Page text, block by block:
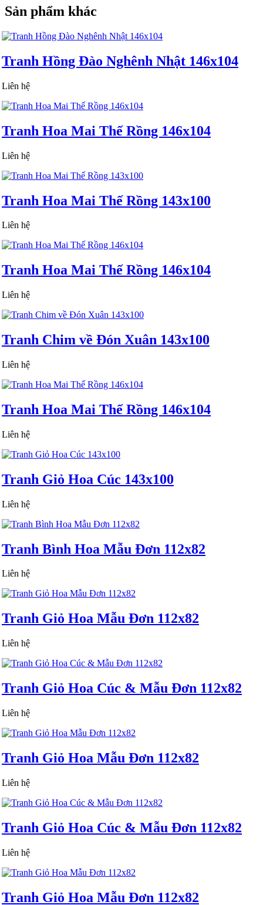
Sản phẩm khác
Tranh Hồng Đào Nghênh Nhật 146x104
Liên hệ
Tranh Hoa Mai Thế Rồng 146x104
Liên hệ
Tranh Hoa Mai Thế Rồng 143x100
Liên hệ
Tranh Hoa Mai Thế Rồng 146x104
Liên hệ
Tranh Chim về Đón Xuân 143x100
Liên hệ
Tranh Hoa Mai Thế Rồng 146x104
Liên hệ
Tranh Giỏ Hoa Cúc 143x100
Liên hệ
Tranh Bình Hoa Mẫu Đơn 112x82
Liên hệ
Tranh Giỏ Hoa Mẫu Đơn 112x82
Liên hệ
Tranh Giỏ Hoa Cúc & Mẫu Đơn 112x82
Liên hệ
Tranh Giỏ Hoa Mẫu Đơn 112x82
Liên hệ
Tranh Giỏ Hoa Cúc & Mẫu Đơn 112x82
Liên hệ
Tranh Giỏ Hoa Mẫu Đơn 112x82